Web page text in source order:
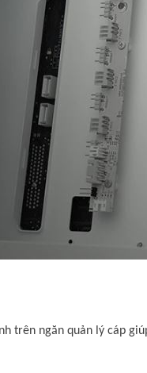
trên ngăn quản lý cáp